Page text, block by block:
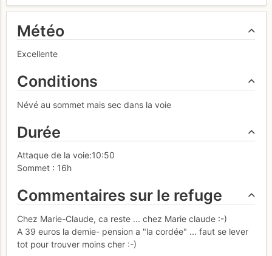
Météo
Excellente
Conditions
Névé au sommet mais sec dans la voie
Durée
Attaque de la voie:10:50
Sommet : 16h
Commentaires sur le refuge
Chez Marie-Claude, ca reste ... chez Marie claude :-)
A 39 euros la demie- pension a "la cordée" ... faut se lever
tot pour trouver moins cher :-)